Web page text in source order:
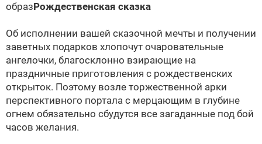
образРождественская сказка
Об исполнении вашей сказочной мечты и получении
заветных подарков хлопочут очаровательные
ангелочки, благосклонно взирающие на
праздничные приготовления с рождественских
открыток. Поэтому возле торжественной арки
перспективного портала с мерцающим в глубине
огнем обязательно сбудутся все загаданные под бой
часов желания.